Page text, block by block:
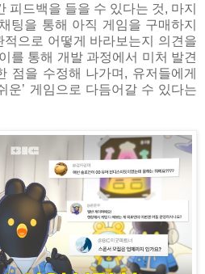
피드백을 들을 수 있다는 것, 마지
팅을 통해 아직 게임을 구매하지
으로 어떻게 바라보는지 의견을
를 통해 개발 과정에서 미처 발견
점을 수정해 나가며, 유저들에게
운’ 게임으로 다듬어갈 수 있다는